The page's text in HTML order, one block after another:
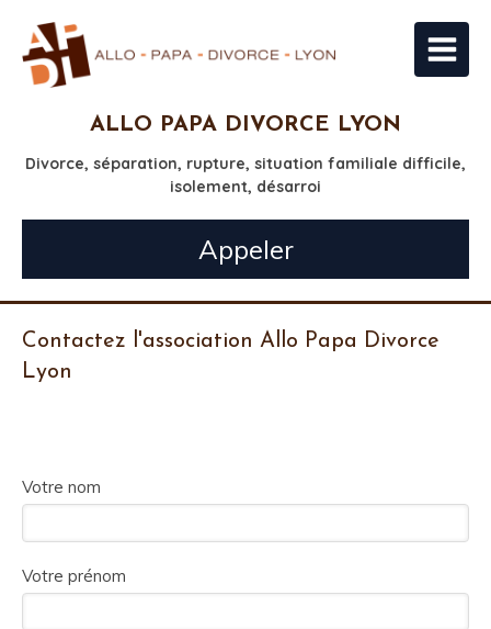
ALLO PAPA DIVORCE LYON
Divorce, séparation, rupture, situation familiale difficile,
isolement, désarroi
Appeler
Contactez l'association Allo Papa Divorce
Lyon
Votre nom
Votre prénom